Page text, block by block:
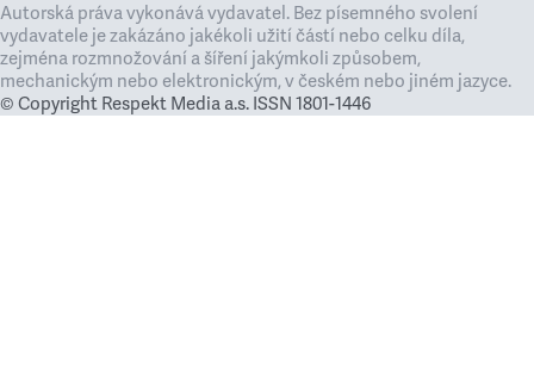
Autorská práva vykonává vydavatel. Bez písemného svolení
vydavatele je zakázáno jakékoli užití částí nebo celku díla,
zejména rozmnožování a šíření jakýmkoli způsobem,
mechanickým nebo elektronickým, v českém nebo jiném jazyce.
© Copyright Respekt Media a.s. ISSN 1801-1446